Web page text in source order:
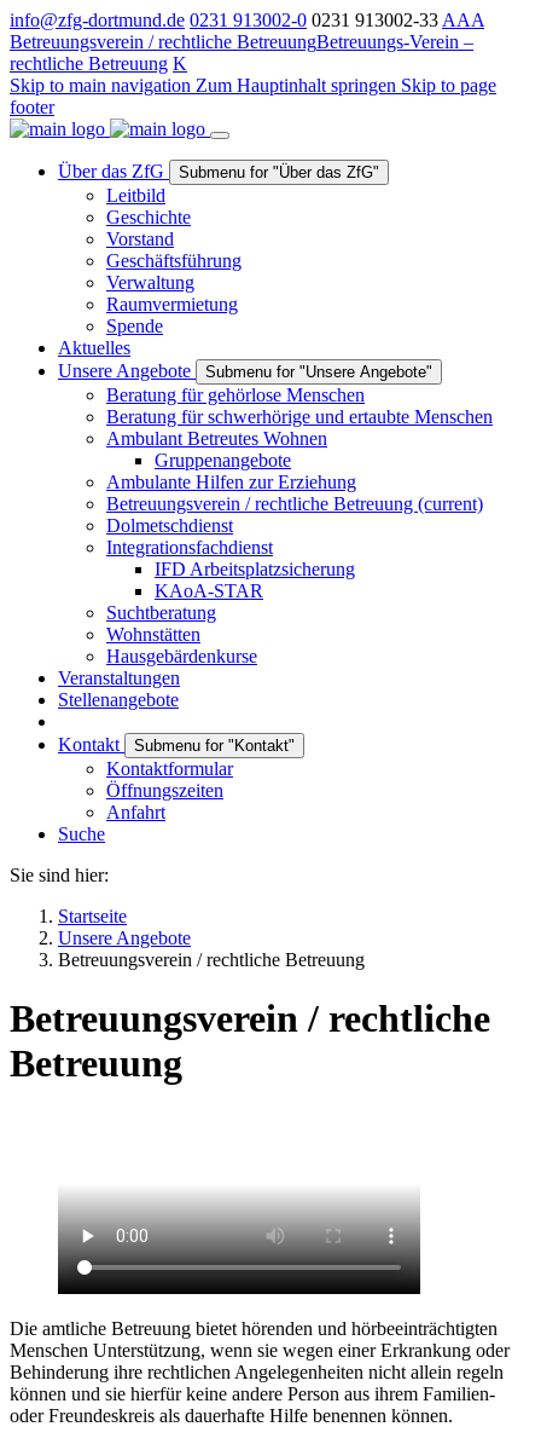
info@zfg-dortmund.de 0231 913002-0 0231 913002-33 AAA
Betreuungsverein / rechtliche BetreuungBetreuungs-Verein –
rechtliche Betreuung K
Skip to main navigation Zum Hauptinhalt springen Skip to page
footer
Über das ZfG Submenu for "Über das ZfG"
Leitbild
Geschichte
Vorstand
Geschäftsführung
Verwaltung
Raumvermietung
Spende
Aktuelles
Unsere Angebote
Submenu for "Unsere Angebote"
Beratung für gehörlose Menschen
Beratung für schwerhörige und ertaubte Menschen
Ambulant Betreutes Wohnen
Gruppenangebote
Ambulante Hilfen zur Erziehung
Betreuungsverein / rechtliche Betreuung (current)
Dolmetschdienst
Integrationsfachdienst
IFD Arbeitsplatzsicherung
KAoA-STAR
Suchtberatung
Wohnstätten
Hausgebärdenkurse
Veranstaltungen
Stellenangebote
Kontakt Submenu for "Kontakt"
Kontaktformular
Öffnungszeiten
Anfahrt
Suche
Sie sind hier:
Startseite
Unsere Angebote
Betreuungsverein / rechtliche Betreuung
Betreuungsverein / rechtliche
Betreuung
Die amtliche Betreuung bietet hörenden und hörbeeinträchtigten
Menschen Unterstützung, wenn sie wegen einer Erkrankung oder
Behinderung ihre rechtlichen Angelegenheiten nicht allein regeln
können und sie hierfür keine andere Person aus ihrem Familien-
oder Freundeskreis als dauerhafte Hilfe benennen können.